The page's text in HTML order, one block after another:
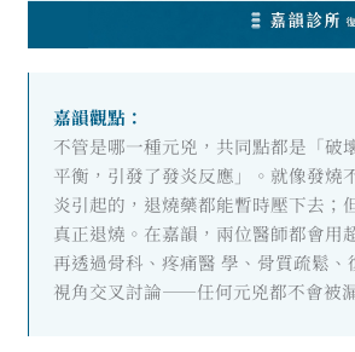
嘉韻觀點：
不管是哪一種元兇，共同點都是「破
平衡，引發了發炎反應」。就像發燒
炎引起的，退燒藥都能暫時壓下去；
真正退燒。在嘉韻，兩位醫師都會用
再透過骨科、疼痛醫 學、骨質疏鬆、
視角交叉討論——任何元兇都不會被